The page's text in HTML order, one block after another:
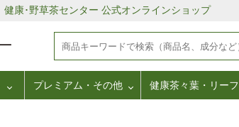
健康･野草茶センター 公式オンラインショップ
プレミアム・その他 健康茶々葉・リーフ